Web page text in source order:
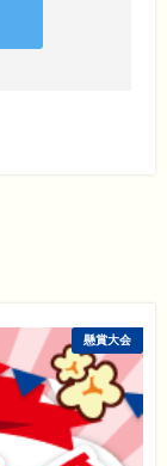
懸賞大会